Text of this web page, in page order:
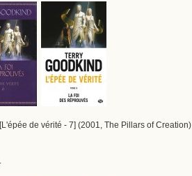
[L'épée de vérité - 7] (2001, The Pillars of Creation)